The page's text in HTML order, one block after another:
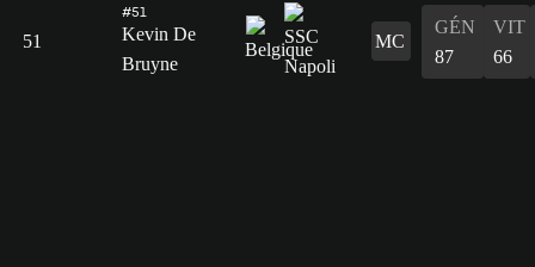
51
#51
Kevin De
Bruyne
MC
GÉN
87
VIT
66